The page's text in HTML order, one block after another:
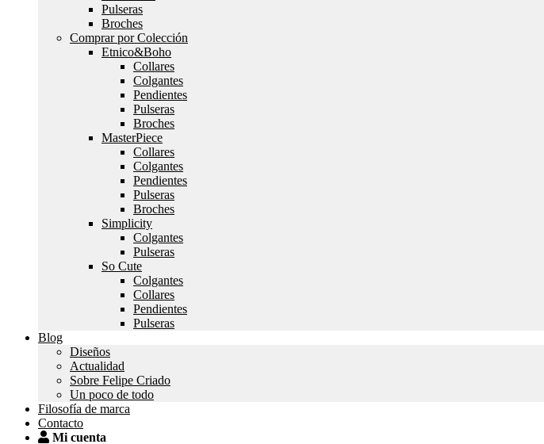
Pulseras
Broches
Comprar por Colección
Etnico&Boho
Collares
Colgantes
Pendientes
Pulseras
Broches
MasterPiece
Collares
Colgantes
Pendientes
Pulseras
Broches
Simplicity
Colgantes
Pulseras
So Cute
Colgantes
Collares
Pendientes
Pulseras
Blog
Diseños
Actualidad
Sobre Felipe Criado
Un poco de todo
Filosofía de marca
Contacto
Mi cuenta